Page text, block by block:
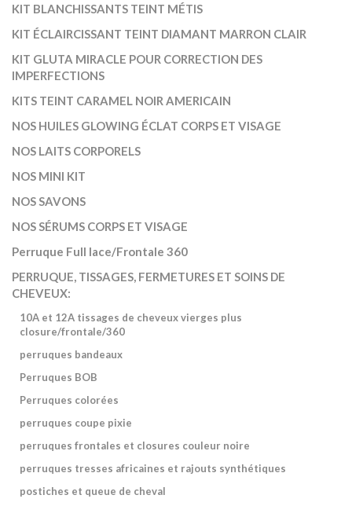
KIT BLANCHISSANTS TEINT MÉTIS
KIT ÉCLAIRCISSANT TEINT DIAMANT MARRON CLAIR
KIT GLUTA MIRACLE POUR CORRECTION DES
IMPERFECTIONS
KITS TEINT CARAMEL NOIR AMERICAIN
NOS HUILES GLOWING ÉCLAT CORPS ET VISAGE
NOS LAITS CORPORELS
NOS MINI KIT
NOS SAVONS
NOS SÉRUMS CORPS ET VISAGE
Perruque Full lace/Frontale 360
PERRUQUE, TISSAGES, FERMETURES ET SOINS DE
CHEVEUX:
10A et 12A tissages de cheveux vierges plus
closure/frontale/360
perruques bandeaux
Perruques BOB
Perruques colorées
perruques coupe pixie
perruques frontales et closures couleur noire
perruques tresses africaines et rajouts synthétiques
postiches et queue de cheval